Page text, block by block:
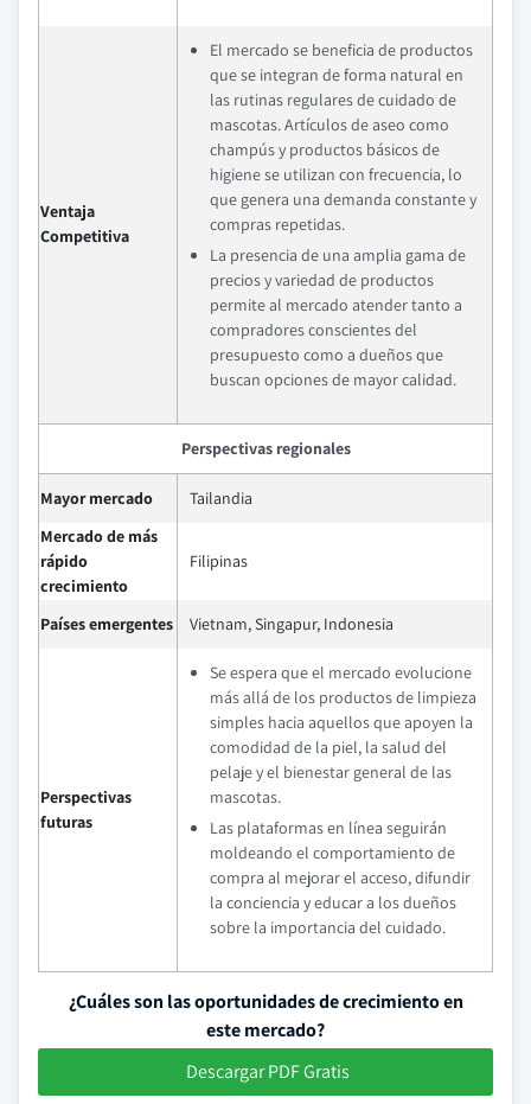
Ventaja
Competitiva
El mercado se beneficia de productos
que se integran de forma natural en
las rutinas regulares de cuidado de
mascotas. Artículos de aseo como
champús y productos básicos de
higiene se utilizan con frecuencia, lo
que genera una demanda constante y
compras repetidas.
La presencia de una amplia gama de
precios y variedad de productos
permite al mercado atender tanto a
compradores conscientes del
presupuesto como a dueños que
buscan opciones de mayor calidad.
Perspectivas regionales
Mayor mercado
Tailandia
Mercado de más
rápido
crecimiento
Filipinas
Países emergentes Vietnam, Singapur, Indonesia
Perspectivas
futuras
Se espera que el mercado evolucione
más allá de los productos de limpieza
simples hacia aquellos que apoyen la
comodidad de la piel, la salud del
pelaje y el bienestar general de las
mascotas.
Las plataformas en línea seguirán
moldeando el comportamiento de
compra al mejorar el acceso, difundir
la conciencia y educar a los dueños
sobre la importancia del cuidado.
¿Cuáles son las oportunidades de crecimiento en
este mercado?
Descargar PDF Gratis